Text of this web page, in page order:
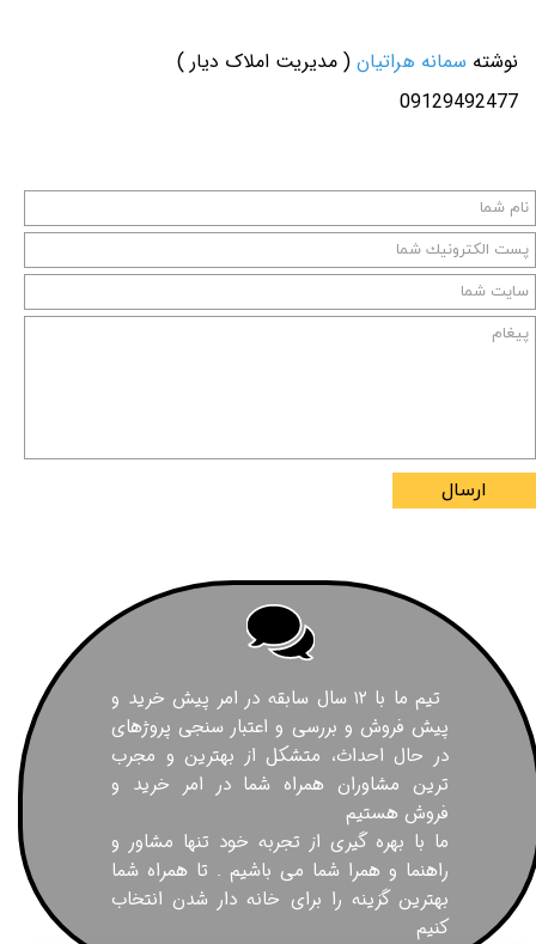
نوشته سمانه هراتیان ( مدیریت املاک دیار )
09129492477
ارسال
تیم ما با ۱۲ سال سابقه در امر پیش خرید و
پیش فروش و بررسی و اعتبار سنجی پروژهای
در حال احداث، متشکل از بهترین و مجرب
ترین مشاوران همراه شما در امر خرید و
فروش هستیم
ما با بهره گیری از تجربه خود تنها مشاور و
راهنما و همرا شما می باشیم . تا همراه شما
بهترین گزینه را برای خانه دار شدن انتخاب
کنیم